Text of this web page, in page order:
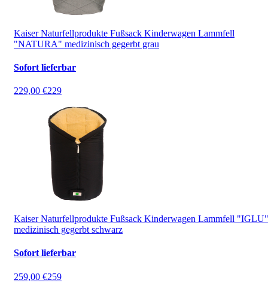
Kaiser Naturfellprodukte Fußsack Kinderwagen Lammfell
"NATURA" medizinisch gegerbt grau
Sofort lieferbar
229,00 €229
Kaiser Naturfellprodukte Fußsack Kinderwagen Lammfell "IGLU"
medizinisch gegerbt schwarz
Sofort lieferbar
259,00 €259